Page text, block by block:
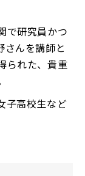
で研究員かつ
さんを講師と
られた、貴重
子高校生など